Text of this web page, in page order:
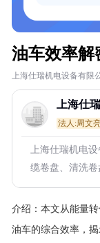
油车效率解
上海仕瑞机电设备有限
上海仕
法人:周文
上海仕瑞机电
缆卷盘、清洗卷
介绍： 本文从能量
油车的综合效率，